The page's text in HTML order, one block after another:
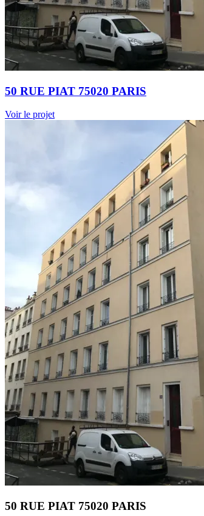
50 RUE PIAT 75020 PARIS
Voir le projet
50 RUE PIAT 75020 PARIS